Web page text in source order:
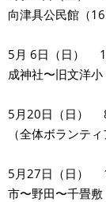
向津具公民館（
5月 6日（日）
成神社〜旧文洋小
5月20日（日）
（全体ボランティ
5月27日（日）
市〜野田〜千畳敷